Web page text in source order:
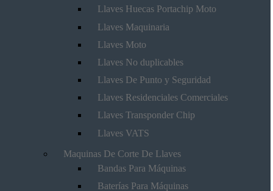
Llaves Huecas Portachip Moto
Llaves Maquinaria
Llaves Moto
Llaves No duplicables
Llaves De Punto y Seguridad
Llaves Residenciales Comerciales
Llaves Transponder Chip
Llaves VATS
Maquinas De Corte De Llaves
Bandas Para Máquinas
Baterías Para Máquinas